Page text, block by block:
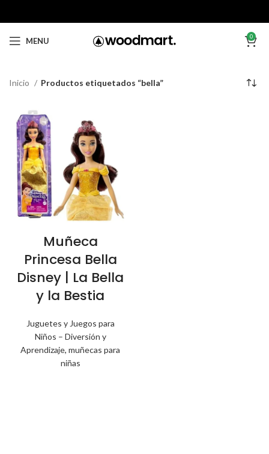
MENU 0
Inicio Productos etiquetados “bella”
Muñeca
Princesa Bella
Disney | La Bella
y la Bestia
Juguetes y Juegos para
Niños – Diversión y
Aprendizaje, muñecas para
niñas